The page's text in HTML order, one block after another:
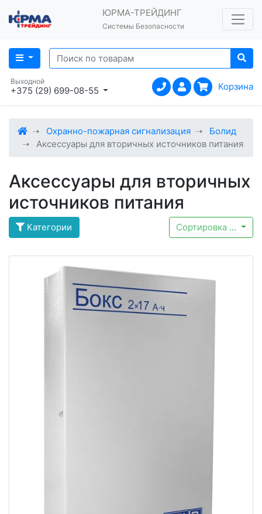
ЮРМА-ТРЕЙДИНГ
Системы Безопасности
Выходной
+375 (29) 699-08-55 Корзина
Охранно-пожарная сигнализация
Болид
Аксессуары для вторичных источников питания
Аксессуары для вторичных
источников питания
Категории Сортировка ...